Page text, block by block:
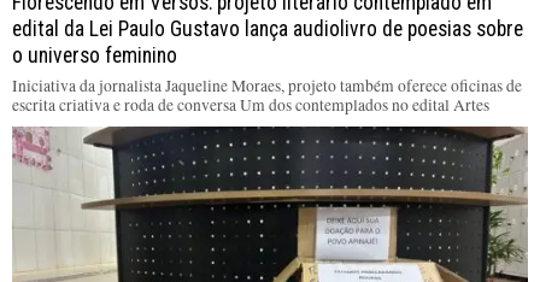
edital da Lei Paulo Gustavo lança audiolivro de poesias sobre
o universo feminino
Iniciativa da jornalista Jaqueline Moraes, projeto também oferece oficinas de
escrita criativa e roda de conversa Um dos contemplados no edital Artes